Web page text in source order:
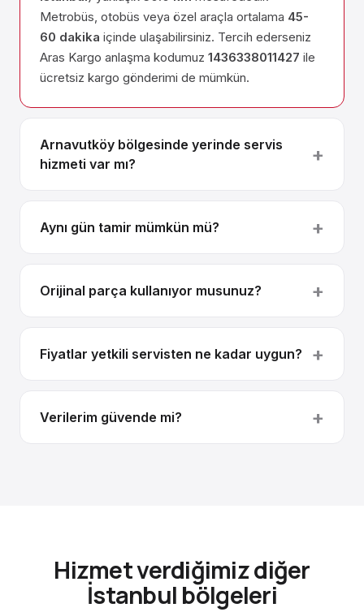
Metrobüs, otobüs veya özel araçla ortalama 45-
60 dakika içinde ulaşabilirsiniz. Tercih ederseniz
Aras Kargo anlaşma kodumuz 1436338011427 ile
ücretsiz kargo gönderimi de mümkün.
Arnavutköy bölgesinde yerinde servis
hizmeti var mı?
Aynı gün tamir mümkün mü?
Orijinal parça kullanıyor musunuz?
Fiyatlar yetkili servisten ne kadar uygun?
Verilerim güvende mi?
Hizmet verdiğimiz diğer
İstanbul bölgeleri